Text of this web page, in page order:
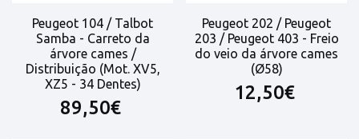
Peugeot 104 / Talbot
Samba - Carreto da
árvore cames /
Distribuição (Mot. XV5,
XZ5 - 34 Dentes)
89,50€
Peugeot 202 / Peugeot
203 / Peugeot 403 - Freio
do veio da árvore cames
(Ø58)
12,50€